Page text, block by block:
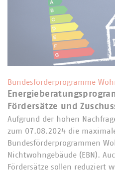
Bundesförderprogramme
Fördersätze und
Aufgrund der hohen
zum 07.08.2024 die
Bundesförderprogrammen
Nichtwohngebäude (EBN).
Fördersätze sollen reduziert